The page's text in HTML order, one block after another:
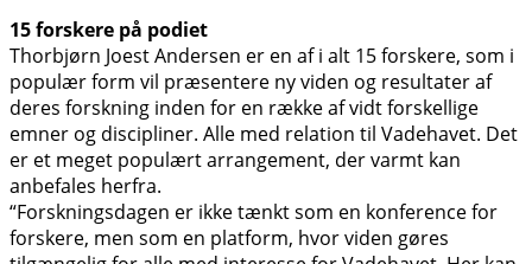
15 forskere på podiet
Thorbjørn Joest Andersen er en af i alt 15 forskere, som i
populær form vil præsentere ny viden og resultater af
deres forskning inden for en række af vidt forskellige
emner og discipliner. Alle med relation til Vadehavet. Det
er et meget populært arrangement, der varmt kan
anbefales herfra.
“Forskningsdagen er ikke tænkt som en konference for
forskere, men som en platform, hvor viden gøres